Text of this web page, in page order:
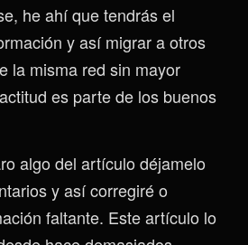
he ahí que tendrás el
y así migrar a otros
la misma red sin mayor
es parte de los buenos
algo del artículo déjamelo
y así corregiré o
faltante. Este artículo lo